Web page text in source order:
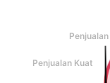
Penjualan
Penjualan Kuat